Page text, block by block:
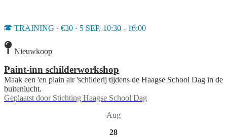
TRAINING · €30 · 5 SEP, 10:30 - 16:00
Nieuwkoop
Paint-inn schilderworkshop
Maak een 'en plain air 'schilderij tijdens de Haagse School Dag in de
buitenlucht.
Geplaatst door Stichting Haagse School Dag
Aug
28